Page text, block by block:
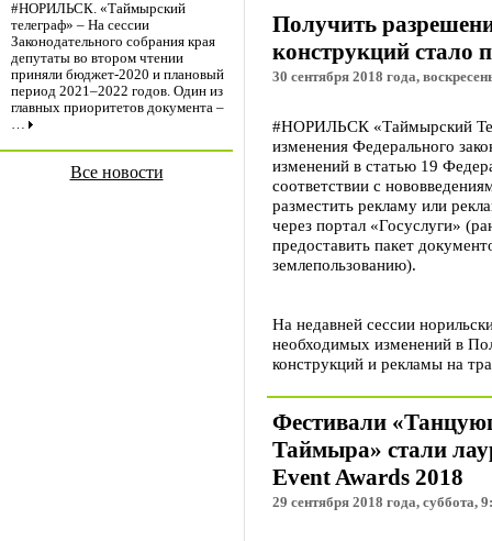
#НОРИЛЬСК. «Таймырский
телеграф» – На сессии
Законодательного собрания края
депутаты во втором чтении
приняли бюджет-2020 и плановый
период 2021–2022 годов. Один из
главных приоритетов документа –
…
Все новости
Получить
конструкций стало
30 сентября 2018 года,
#НОРИЛЬСК «Таймырский
изменения Федерального
изменений в статью 19
соответствии с
разместить рекламу или
через портал «Госуслуги»
предоставить пакет
землепользованию).
На недавней сессии
необходимых изменений в
конструкций и рекламы на
Фестивали
Таймыра» стали
Event Awards 2018
29 сентября 2018 года, суббота,